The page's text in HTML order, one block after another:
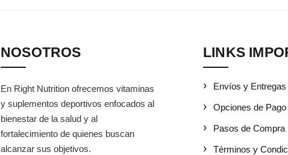
NOSOTROS
En Right Nutrition ofrecemos vitaminas
y suplementos deportivos enfocados al
bienestar de la salud y al
fortalecimiento de quienes buscan
alcanzar sus objetivos.
LINKS
Envíos y Entregas
Opciones de Pago
Pasos de Compra
Términos y